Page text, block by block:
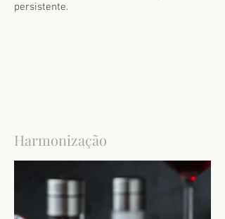
persistente.
Harmonização